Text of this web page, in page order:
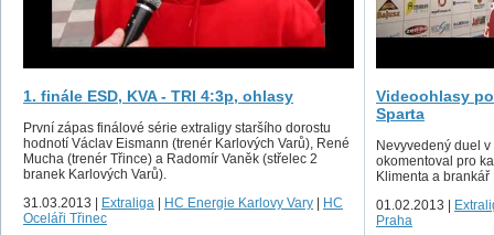
1. finále ESD, KVA - TRI 4:3p, ohlasy
První zápas finálové série extraligy staršího dorostu
hodnotí Václav Eismann (trenér Karlových Varů), René
Mucha (trenér Třince) a Radomír Vaněk (střelec 2
branek Karlových Varů).
31.03.2013 |
Extraliga HC Energie Karlovy Vary
HC
Oceláři Třinec
Videoohlasy
Sparta
Nevyvedený duel
okomentoval pro
Klimenta a
01.02.2013 |
Praha